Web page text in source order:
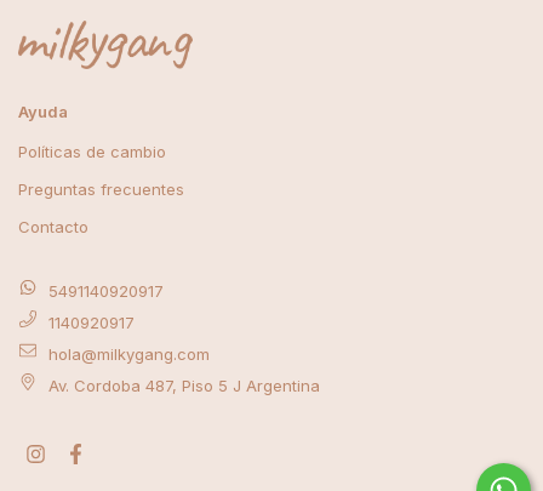
Ayuda
Políticas de cambio
Preguntas frecuentes
Contacto
5491140920917
1140920917
hola@milkygang.com
Av. Cordoba 487, Piso 5 J Argentina